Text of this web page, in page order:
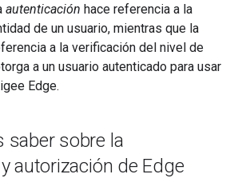
autenticación hace referencia a la
de un usuario, mientras que la
a la verificación del nivel de
a un usuario autenticado para usar
Edge.
saber sobre la
autorización de Edge